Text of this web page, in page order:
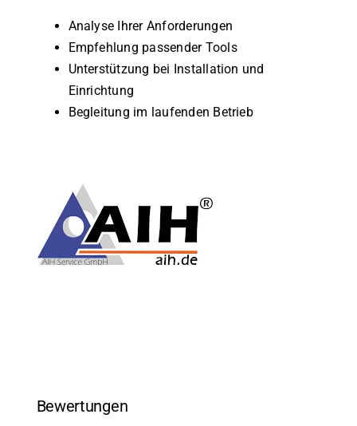
Analyse Ihrer Anforderungen
Empfehlung passender Tools
Unterstützung bei Installation und
Einrichtung
Begleitung im laufenden Betrieb
Bewertungen